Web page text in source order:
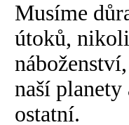
Musíme
útoků,
naší
ostatní.